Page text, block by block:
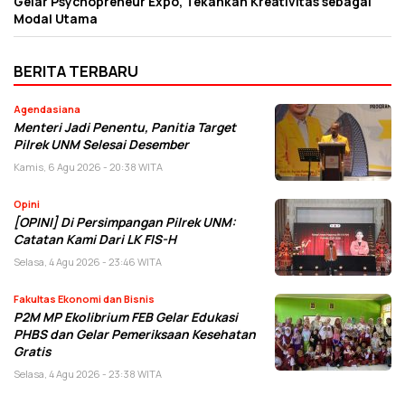
Modal Utama
BERITA TERBARU
Agendasiana
Menteri Jadi Penentu, Panitia Target
Pilrek UNM Selesai Desember
Kamis, 6 Agu 2026 - 20:38 WITA
Opini
[OPINI] Di Persimpangan Pilrek UNM:
Catatan Kami Dari LK FIS-H
Selasa, 4 Agu 2026 - 23:46 WITA
Fakultas Ekonomi dan Bisnis
P2M MP Ekolibrium FEB Gelar Edukasi
PHBS dan Gelar Pemeriksaan Kesehatan
Gratis
Selasa, 4 Agu 2026 - 23:38 WITA